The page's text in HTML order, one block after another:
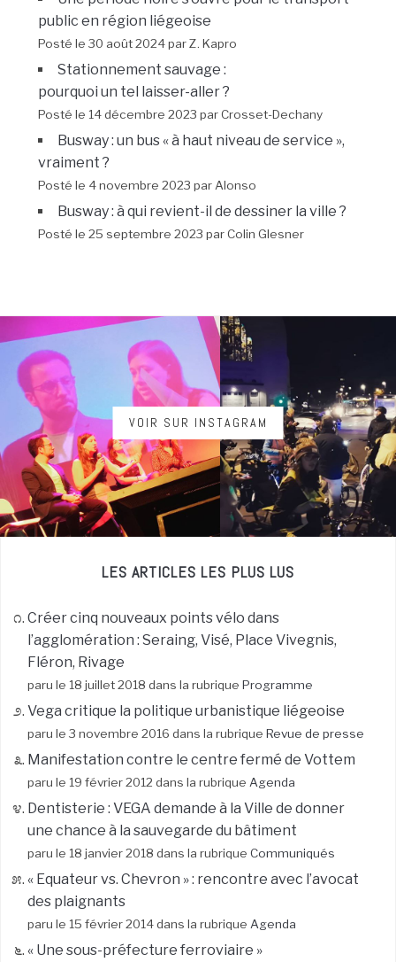
public en région liégeoise
Posté le 30 août 2024 par Z. Kapro
Stationnement sauvage :
pourquoi un tel laisser-aller ?
Posté le 14 décembre 2023 par Crosset-Dechany
Busway : un bus « à haut niveau de service »,
vraiment ?
Posté le 4 novembre 2023 par Alonso
Busway : à qui revient-il de dessiner la ville ?
Posté le 25 septembre 2023 par Colin Glesner
VOIR SUR INSTAGRAM
LES ARTICLES LES PLUS LUS
Créer cinq nouveaux points vélo dans
l’agglomération : Seraing, Visé, Place Vivegnis,
Fléron, Rivage
paru le 18 juillet 2018 dans la rubrique Programme
Vega critique la politique urbanistique liégeoise
paru le 3 novembre 2016 dans la rubrique Revue de presse
Manifestation contre le centre fermé de Vottem
paru le 19 février 2012 dans la rubrique Agenda
Dentisterie : VEGA demande à la Ville de donner
une chance à la sauvegarde du bâtiment
paru le 18 janvier 2018 dans la rubrique Communiqués
« Equateur vs. Chevron » : rencontre avec l’avocat
des plaignants
paru le 15 février 2014 dans la rubrique Agenda
« Une sous-préfecture ferroviaire »